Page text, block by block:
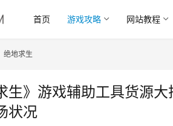
首页 游戏攻略 网站教程
绝地求生
生》游戏辅助工具货源
状况